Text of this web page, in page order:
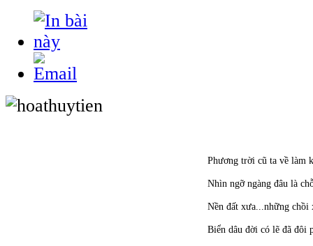
Phương trời cũ ta về làm
Nhìn ngỡ ngàng đâu là
Nền đất xưa...những chồi
Biển dâu đời có lẽ đã đôi